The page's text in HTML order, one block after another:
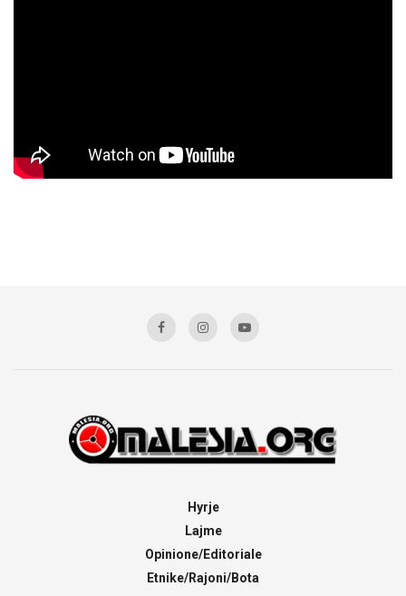
Hyrje
Lajme
Opinione/Editoriale
Etnike/Rajoni/Bota